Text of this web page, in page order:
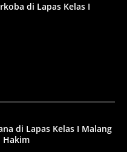
di Lapas Kelas I
di Lapas Kelas I Malang
Hakim